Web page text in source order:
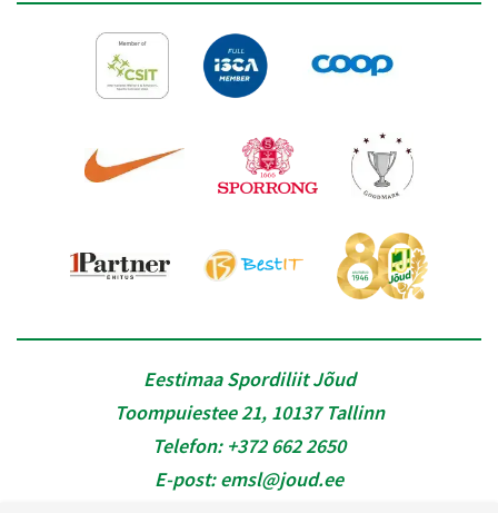
Eestimaa Spordiliit Jõud
Toompuiestee 21, 10137 Tallinn
Telefon: +372 662 2650
E-post:emsl@joud.ee